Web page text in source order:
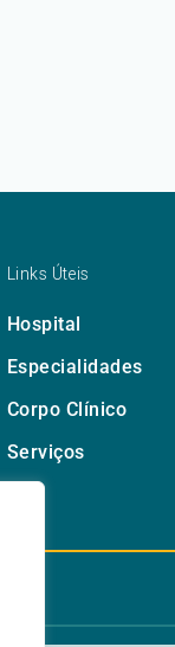
Links Úteis
Hospital
Especialidades
Corpo Clínico
Serviços